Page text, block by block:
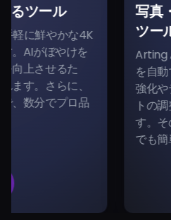
4K
を
、
品
写真・画像を自
ツール
Arting AIの画像高画
を自動で解析し、数
強化やディテール
トの調整、ノイズ
す。そのため、デ
でも簡単に高品質